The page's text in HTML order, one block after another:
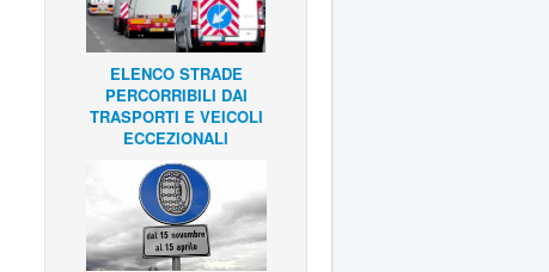
ELENCO STRADE
PERCORRIBILI DAI
TRASPORTI E VEICOLI
ECCEZIONALI